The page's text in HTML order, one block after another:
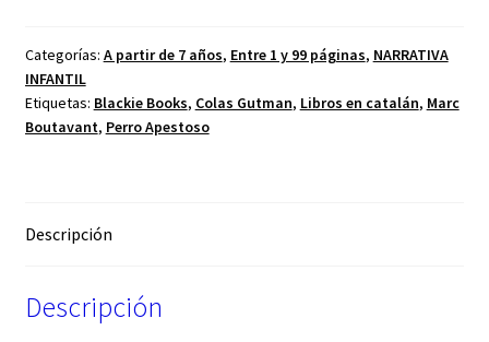
Categorías: A partir de 7 años, Entre 1 y 99 páginas, NARRATIVA
INFANTIL
Etiquetas: Blackie Books, Colas Gutman, Libros en catalán, Marc
Boutavant, Perro Apestoso
Descripción
Descripción